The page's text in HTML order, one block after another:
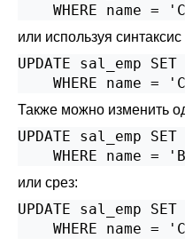
WHERE name =
или используя синтаксис
UPDATE sal_emp
WHERE name =
Также можно изменить
UPDATE sal_emp
WHERE name =
или срез:
UPDATE sal_emp
WHERE name =